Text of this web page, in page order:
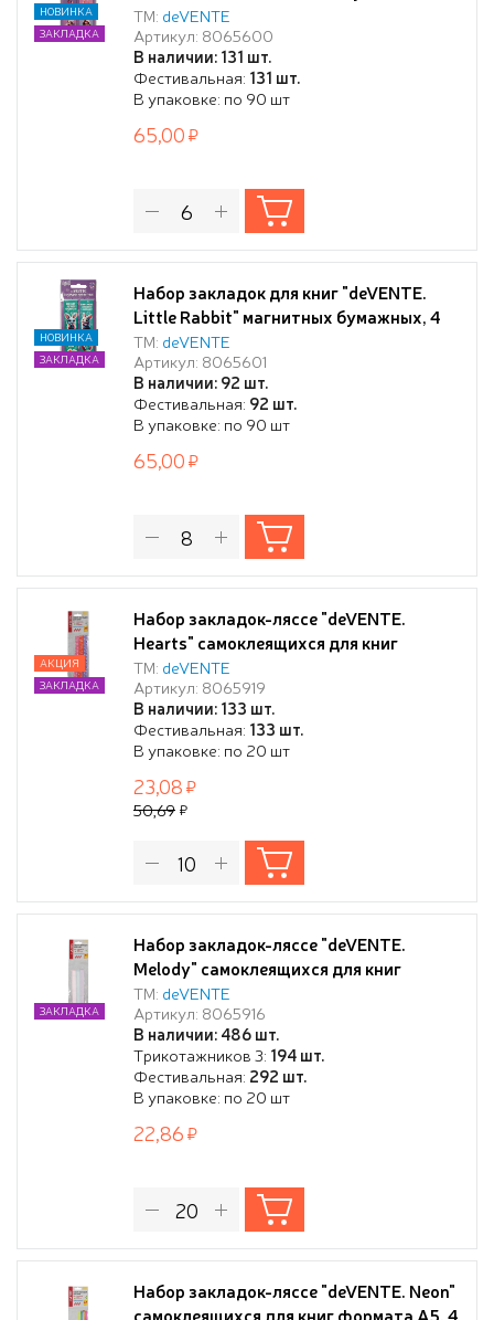
шт в блистерной упаковке, размеры
закладок в сложенном виде 25x56,6 мм
ТМ: deVENTE
Артикул: 8065600
В наличии: 131 шт.
Фестивальная: 131 шт.
В упаковке: по 90 шт
НОВИНКА
ЗАКЛАДКА
65,00
Набор закладок для книг "deVENTE.
Little Rabbit" магнитных бумажных, 4
шт в блистерной упаковке, размеры
закладок в сложенном виде 25x56,6 мм
ТМ: deVENTE
Артикул: 8065601
В наличии: 92 шт.
Фестивальная: 92 шт.
В упаковке: по 90 шт
НОВИНКА
ЗАКЛАДКА
65,00
Набор закладок-ляссе "deVENTE.
Hearts" самоклеящихся для книг
формата A5, 3 широких ленты 12x290
мм, двусторонняя плотная лента с
рисунком, в пластиковом пакете
ТМ: deVENTE
Артикул: 8065919
В наличии: 133 шт.
Фестивальная: 133 шт.
В упаковке: по 20 шт
АКЦИЯ
ЗАКЛАДКА
23,08
50,69
Набор закладок-ляссе "deVENTE.
Melody" самоклеящихся для книг
формата A4, 3 широких ленты 12x400
мм, двусторонняя плотная лента, в
пластиковом пакете
ТМ: deVENTE
Артикул: 8065916
В наличии: 486 шт.
Трикотажников 3: 194 шт.
Фестивальная: 292 шт.
В упаковке: по 20 шт
ЗАКЛАДКА
22,86
Набор закладок-ляссе "deVENTE. Neon"
самоклеящихся для книг формата A5, 4